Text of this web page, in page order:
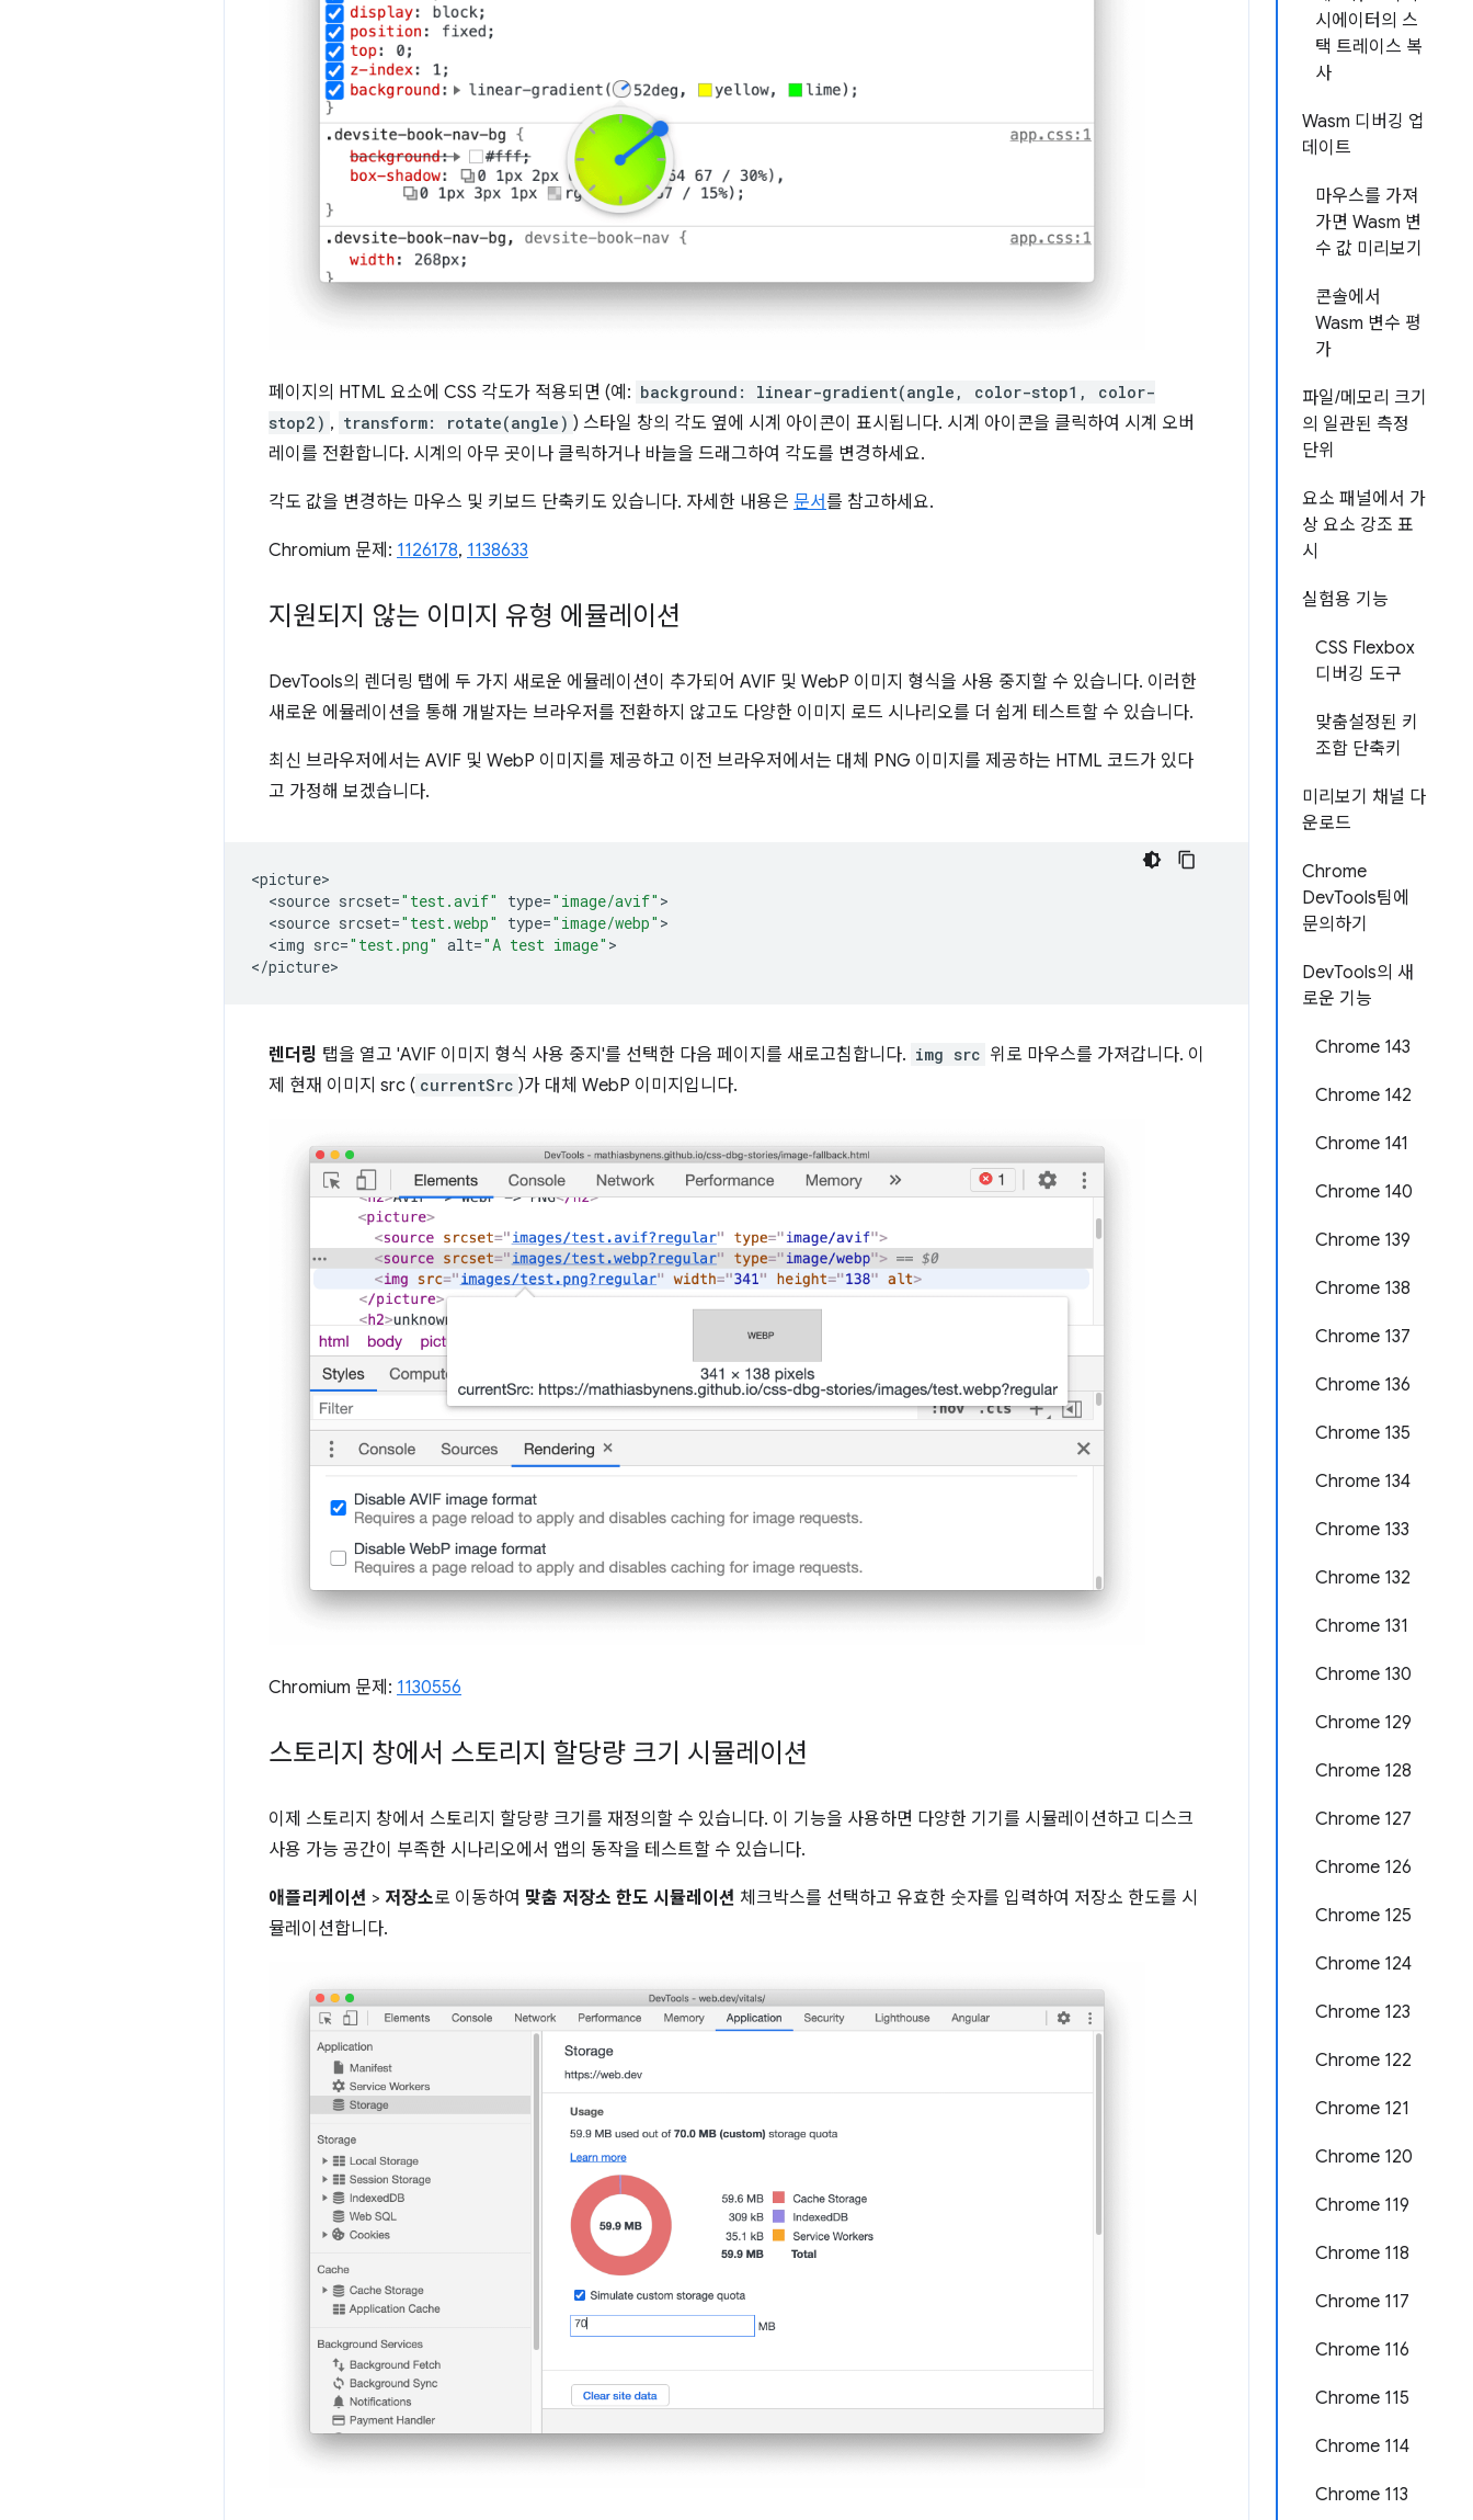
시에이터의 스
택 트레이스 복
사
Wasm 디버깅 업
데이트
마우스를 가져
가면 Wasm 변
수 값 미리보기
콘솔에서
Wasm 변수 평
가
파일/메모리 크기
의 일관된 측정
단위
요소 패널에서 가
상 요소 강조 표
시
실험용 기능
CSS Flexbox
디버깅 도구
맞춤설정된 키
조합 단축키
미리보기 채널 다
운로드
Chrome
DevTools팀에
문의하기
DevTools의 새
로운 기능
Chrome 143
Chrome 142
Chrome 141
Chrome 140
Chrome 139
Chrome 138
Chrome 137
Chrome 136
Chrome 135
Chrome 134
Chrome 133
Chrome 132
Chrome 131
Chrome 130
Chrome 129
Chrome 128
Chrome 127
Chrome 126
Chrome 125
Chrome 124
Chrome 123
Chrome 122
Chrome 121
Chrome 120
Chrome 119
Chrome 118
Chrome 117
Chrome 116
Chrome 115
Chrome 114
Chrome 113
페이지의 HTML 요소에 CSS 각도가 적용되면 (예: background: linear-gradient(angle, color-stop1, color-
stop2) , transform: rotate(angle) ) 스타일 창의 각도 옆에 시계 아이콘이 표시됩니다. 시계 아이콘을 클릭하여 시계 오버
레이를 전환합니다. 시계의 아무 곳이나 클릭하거나 바늘을 드래그하여 각도를 변경하세요.
각도 값을 변경하는 마우스 및 키보드 단축키도 있습니다. 자세한 내용은 문서를 참고하세요.
Chromium 문제: 1126178, 1138633
지원되지 않는 이미지 유형 에뮬레이션
DevTools의 렌더링 탭에 두 가지 새로운 에뮬레이션이 추가되어 AVIF 및 WebP 이미지 형식을 사용 중지할 수 있습니다. 이러한
새로운 에뮬레이션을 통해 개발자는 브라우저를 전환하지 않고도 다양한 이미지 로드 시나리오를 더 쉽게 테스트할 수 있습니다.
최신 브라우저에서는 AVIF 및 WebP 이미지를 제공하고 이전 브라우저에서는 대체 PNG 이미지를 제공하는 HTML 코드가 있다
고 가정해 보겠습니다.
<picture
<source srcset="test.avif" type="image/avif"
<source srcset="test.webp" type="image/webp"
<img src="test.png" alt="A test image" >
</picture
렌더링 탭을 열고 'AVIF 이미지 형식 사용 중지'를 선택한 다음 페이지를 새로고침합니다. img src 위로 마우스를 가져갑니다. 이
제 현재 이미지 src ( currentSrc )가 대체 WebP 이미지입니다.
Chromium 문제: 1130556
스토리지 창에서 스토리지 할당량 크기 시뮬레이션
이제 스토리지 창에서 스토리지 할당량 크기를 재정의할 수 있습니다. 이 기능을 사용하면 다양한 기기를 시뮬레이션하고 디스크
사용 가능 공간이 부족한 시나리오에서 앱의 동작을 테스트할 수 있습니다.
애플리케이션 > 저장소로 이동하여 맞춤 저장소 한도 시뮬레이션 체크박스를 선택하고 유효한 숫자를 입력하여 저장소 한도를 시
뮬레이션합니다.